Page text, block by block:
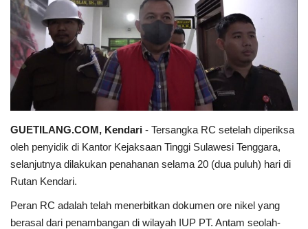
Pekerja Migran Indonesia
Ekonomi
Pendidikan
Informasi Journalism
Olahraga
Kesehatan
Layanan Publik
GUETILANG.COM, Kendari - Tersangka RC setelah diperiksa
oleh penyidik di Kantor Kejaksaan Tinggi Sulawesi Tenggara,
selanjutnya dilakukan penahanan selama 20 (dua puluh) hari di
Rutan Kendari.
Peran RC adalah telah menerbitkan dokumen ore nikel yang
berasal dari penambangan di wilayah IUP PT. Antam seolah-